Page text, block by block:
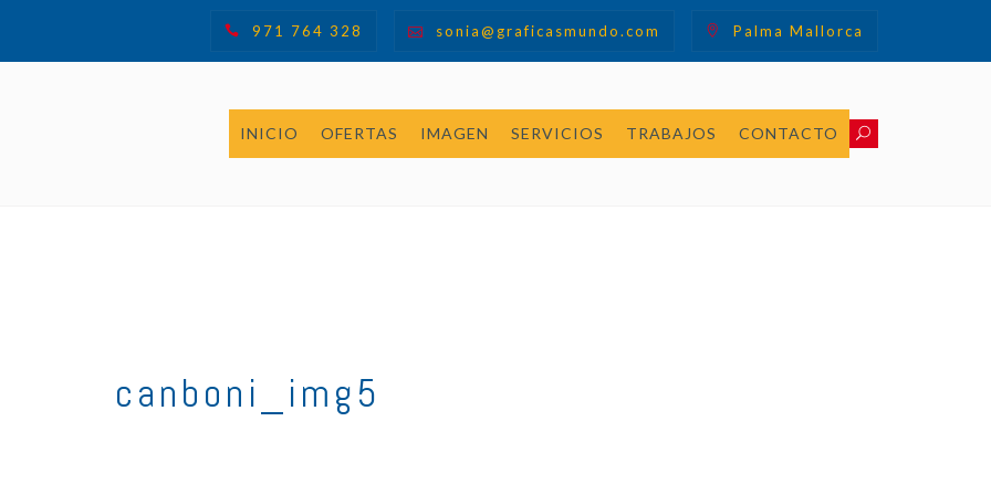
971 764 328 sonia@graficasmundo.com Palma Mallorca
INICIO OFERTAS IMAGEN SERVICIOS TRABAJOS CONTACTO
canboni_img5